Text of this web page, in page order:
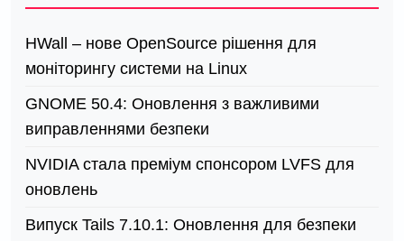
HWall – нове OpenSource рішення для
моніторингу системи на Linux
GNOME 50.4: Оновлення з важливими
виправленнями безпеки
NVIDIA стала преміум спонсором LVFS для
оновлень
Випуск Tails 7.10.1: Оновлення для безпеки